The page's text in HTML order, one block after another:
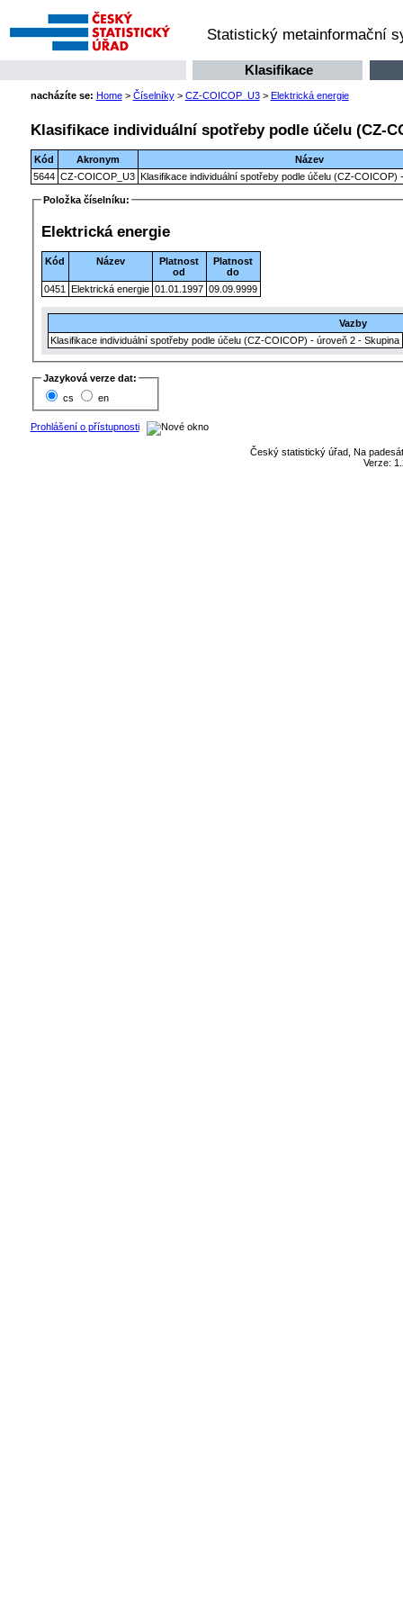
Statistický metainformační
Klasifikace
nacházíte se: Home> Číselníky> CZ-COICOP_U3> Elektrická energie
Klasifikace individuální spotřeby podle účelu (CZ-
Kód Akronym
Název
5644 CZ-COICOP_U3 Klasifikace individuální spotřeby podle účelu (CZ-COICOP)
Položka číselníku:
Elektrická energie
Kód Název
Platnost
od
Platnost
do
0451
Elektrická energie 01.01.1997 09.09.9999
Vazby
Klasifikace individuální spotřeby podle účelu (CZ-COICOP) - úroveň 2 - Skupina
Jazyková verze dat:
cs
en
Prohlášení o přístupnosti
Český statistický úřad, Na
Verze: